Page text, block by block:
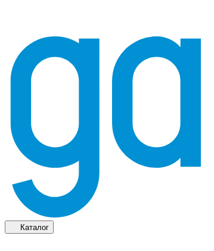
Каталог